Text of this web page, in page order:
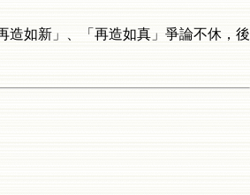
造如新」、「再造如真」爭論不休，後